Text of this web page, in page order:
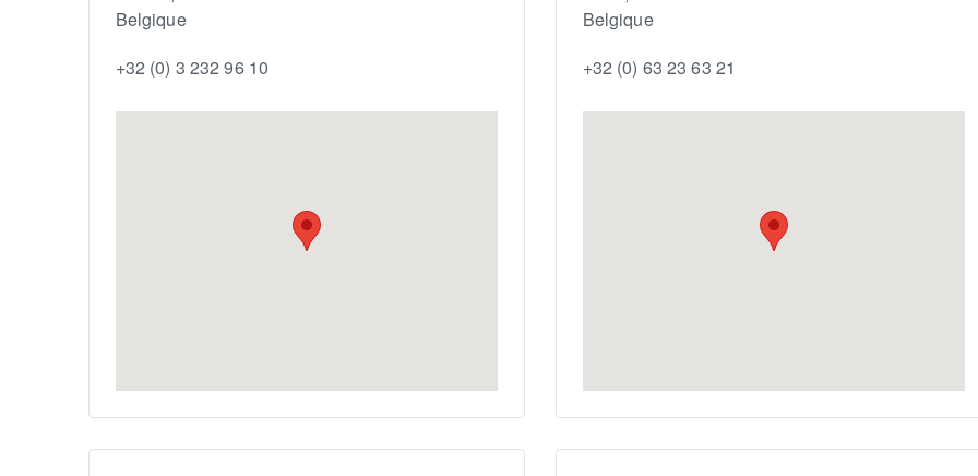
Belgique
+32 (0) 3 232 96 10
Belgique
+32 (0) 63 23 63 21